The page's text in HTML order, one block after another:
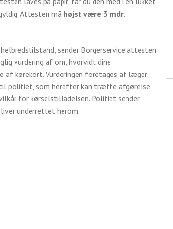
Attesten må højst være 3 mdr.
sender Borgerservice attesten
vurdering af om, hvorvidt dine
af kørekort. Vurderingen foretages af læger
til politiet, som herefter kan træffe afgørelse
for kørselstilladelsen. Politiet sender
underrettet herom.